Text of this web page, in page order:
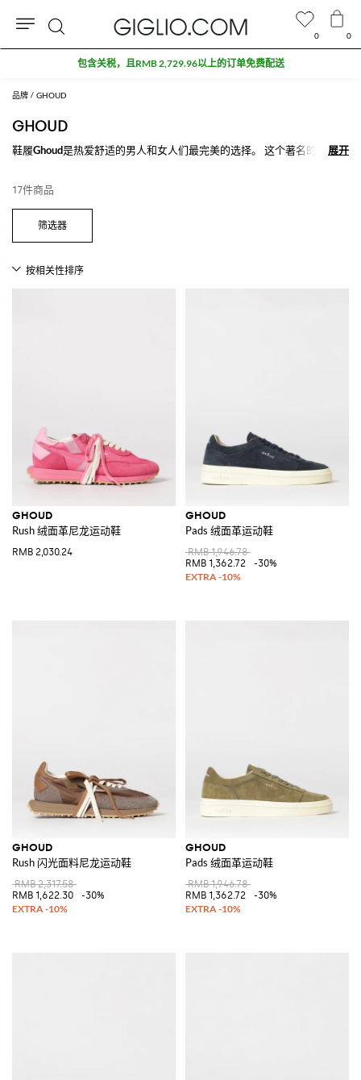
品牌 GHOUD
GHOUD
鞋履Ghoud是热爱舒适的男人和女人们最完美的选择。 这个著名的意大利
保证其经久耐穿。 最后，橡胶鞋底完美地支撑足部，对拥有活力十足的
人们来说是最佳选择。
探索我们众多不同款式的Ghoud鞋履，选择你最爱的款式满500€免费配
展开
展开
17件商品
GHOUD
Rush 绒面革尼龙运动鞋
RMB 2,030.24
GHOUD
Pads 绒面革运动鞋
RMB 1,946.78
RMB 1,362.72
-30%
GHOUD
Rush 闪光面料尼龙运动鞋
RMB 2,317.58
RMB 1,622.30
-30%
GHOUD
Pads 绒面革运动鞋
RMB 1,946.78
RMB 1,362.72
-30%
0 0
包含关税，且RMB 2,729.96以上的订单免费配送